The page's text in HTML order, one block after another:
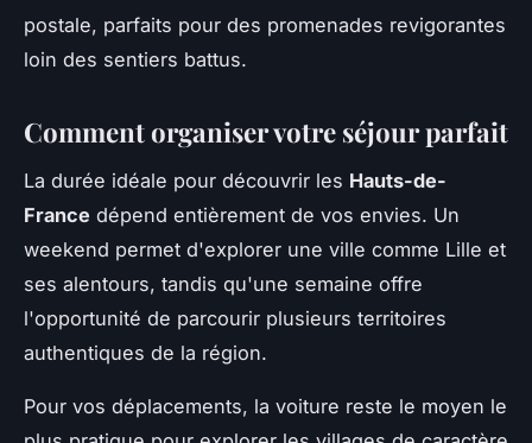
postale, parfaits pour des promenades revigorantes
loin des sentiers battus.
Comment organiser votre séjour parfait
La durée idéale pour découvrir les Hauts-de-
France dépend entièrement de vos envies. Un
weekend permet d'explorer une ville comme Lille et
ses alentours, tandis qu'une semaine offre
l'opportunité de parcourir plusieurs territoires
authentiques de la région.
Pour vos déplacements, la voiture reste le moyen le